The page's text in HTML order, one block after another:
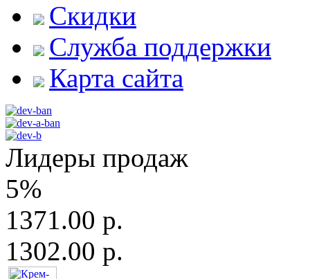
Скидки
Служба поддержки
Карта сайта
Лидеры продаж
5%
1371.00 р.
1302.00 р.